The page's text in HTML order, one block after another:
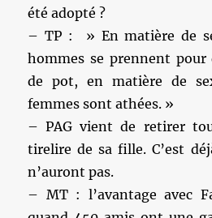
été adopté ?
– TP : » En matière de
hommes se prennent pour
de pot, en matière de
femmes sont athées. »
– PAG vient de retirer
tirelire de sa fille. C’est
n’auront pas.
– MT : l’avantage avec